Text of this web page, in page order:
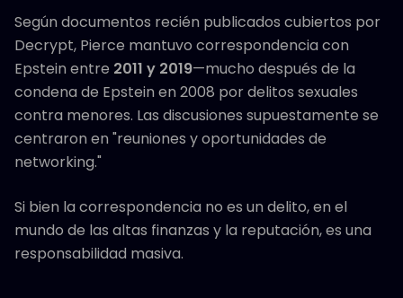
Según documentos recién publicados cubiertos por
Decrypt, Pierce mantuvo correspondencia con
Epstein entre 2011 y 2019—mucho después de la
condena de Epstein en 2008 por delitos sexuales
contra menores. Las discusiones supuestamente se
centraron en "reuniones y oportunidades de
networking."
Si bien la correspondencia no es un delito, en el
mundo de las altas finanzas y la reputación, es una
responsabilidad masiva.